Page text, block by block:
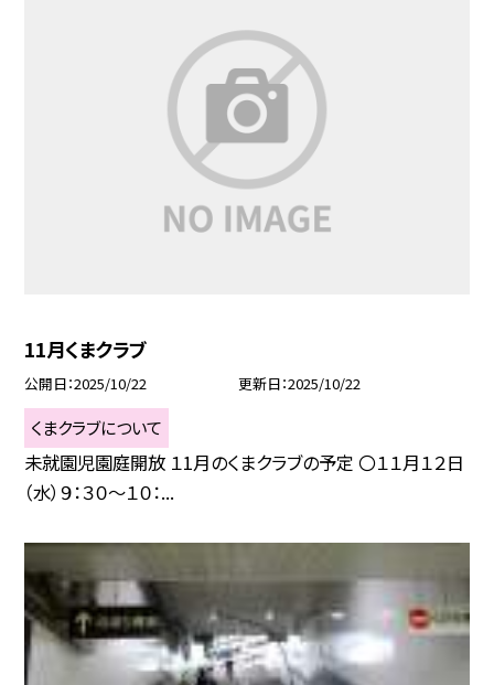
11月くまクラブ
公開日 2025/10/22 更新日 2025/10/22
くまクラブについて
未就園児園庭開放 １1月のくまクラブの予定 〇１１月１２日
（水）９：３０〜１０：...